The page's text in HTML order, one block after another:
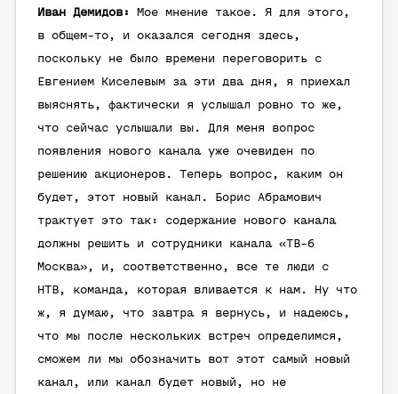
Иван Демидов:
Мое мнение такое. Я для этого,
в общем-то, и оказался сегодня здесь,
поскольку не было времени переговорить с
Евгением Киселевым за эти два дня, я приехал
выяснять, фактически я услышал ровно то же,
что сейчас услышали вы. Для меня вопрос
появления нового канала уже очевиден по
решению акционеров. Теперь вопрос, каким он
будет, этот новый канал. Борис Абрамович
трактует это так: содержание нового канала
должны решить и сотрудники канала «ТВ-6
Москва», и, соответственно, все те люди с
НТВ, команда, которая вливается к нам. Ну что
ж, я думаю, что завтра я вернусь, и надеюсь,
что мы после нескольких встреч определимся,
сможем ли мы обозначить вот этот самый новый
канал, или канал будет новый, но не